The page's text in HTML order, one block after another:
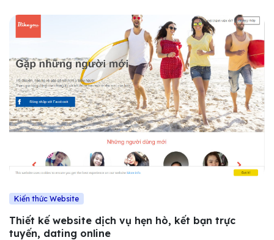
Kiến thức Website
Thiết kế website dịch vụ hẹn hò, kết bạn trực
tuyến, dating online